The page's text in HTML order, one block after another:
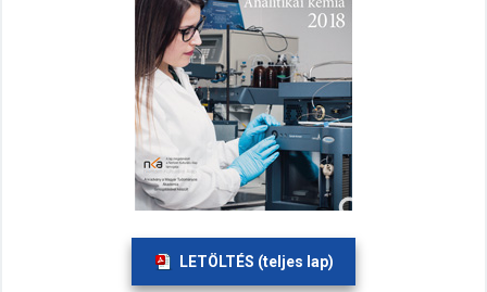
LETÖLTÉS (teljes lap)